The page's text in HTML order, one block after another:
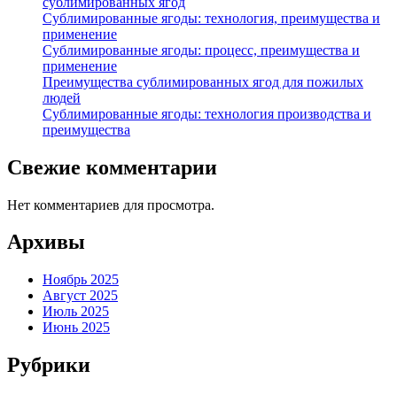
Сублимированные ягоды: технология, преимущества и
применение
Сублимированные ягоды: процесс, преимущества и
применение
Преимущества сублимированных ягод для пожилых
людей
Сублимированные ягоды: технология производства и
преимущества
Свежие комментарии
Нет комментариев для просмотра.
Архивы
Ноябрь 2025
Август 2025
Июль 2025
Июнь 2025
Рубрики